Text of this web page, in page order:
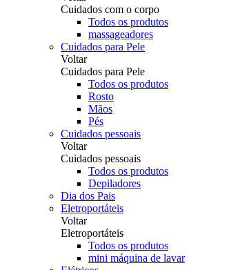
Cuidados com o corpo
Todos os produtos
massageadores
Cuidados para Pele
Voltar
Cuidados para Pele
Todos os produtos
Rosto
Mãos
Pés
Cuidados pessoais
Voltar
Cuidados pessoais
Todos os produtos
Depiladores
Dia dos Pais
Eletroportáteis
Voltar
Eletroportáteis
Todos os produtos
mini máquina de lavar